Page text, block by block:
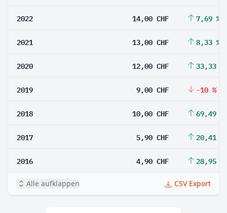
2022 14,00 CHF 7,69 %
2021 13,00 CHF 8,33 %
2020 12,00 CHF 33,33 %
2019 9,00 CHF -10 %
2018 10,00 CHF 69,49 %
2017 5,90 CHF 20,41 %
2016 4,90 CHF 28,95 %
Alle aufklappen CSV Export